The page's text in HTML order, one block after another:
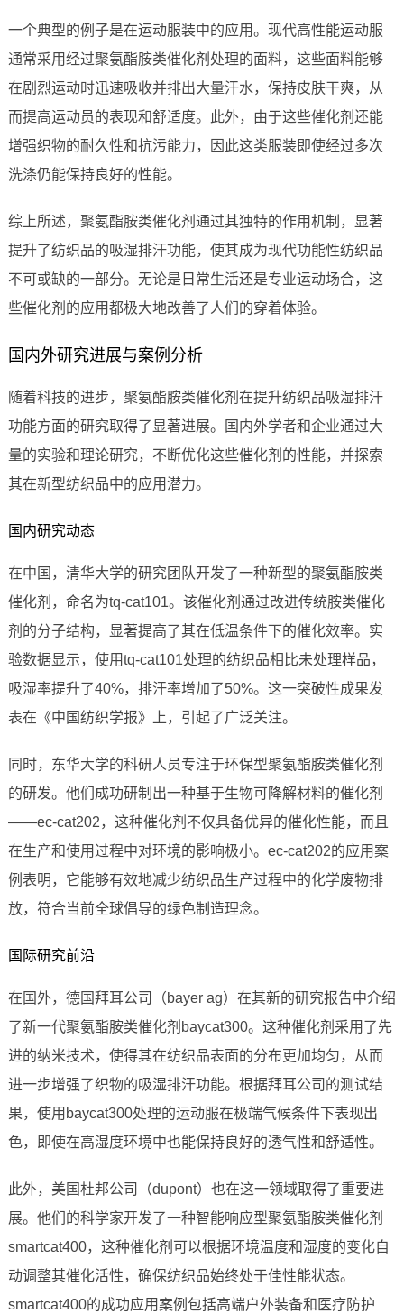
一个典型的例子是在运动服装中的应用。现代高性能运动服
通常采用经过聚氨酯胺类催化剂处理的面料，这些面料能够
在剧烈运动时迅速吸收并排出大量汗水，保持皮肤干爽，从
而提高运动员的表现和舒适度。此外，由于这些催化剂还能
增强织物的耐久性和抗污能力，因此这类服装即使经过多次
洗涤仍能保持良好的性能。
综上所述，聚氨酯胺类催化剂通过其独特的作用机制，显著
提升了纺织品的吸湿排汗功能，使其成为现代功能性纺织品
不可或缺的一部分。无论是日常生活还是专业运动场合，这
些催化剂的应用都极大地改善了人们的穿着体验。
国内外研究进展与案例分析
随着科技的进步，聚氨酯胺类催化剂在提升纺织品吸湿排汗
功能方面的研究取得了显著进展。国内外学者和企业通过大
量的实验和理论研究，不断优化这些催化剂的性能，并探索
其在新型纺织品中的应用潜力。
国内研究动态
在中国，清华大学的研究团队开发了一种新型的聚氨酯胺类
催化剂，命名为tq-cat101。该催化剂通过改进传统胺类催化
剂的分子结构，显著提高了其在低温条件下的催化效率。实
验数据显示，使用tq-cat101处理的纺织品相比未处理样品，
吸湿率提升了40%，排汗率增加了50%。这一突破性成果发
表在《中国纺织学报》上，引起了广泛关注。
同时，东华大学的科研人员专注于环保型聚氨酯胺类催化剂
的研发。他们成功研制出一种基于生物可降解材料的催化剂
——ec-cat202，这种催化剂不仅具备优异的催化性能，而且
在生产和使用过程中对环境的影响极小。ec-cat202的应用案
例表明，它能够有效地减少纺织品生产过程中的化学废物排
放，符合当前全球倡导的绿色制造理念。
国际研究前沿
在国外，德国拜耳公司（bayer ag）在其新的研究报告中介绍
了新一代聚氨酯胺类催化剂baycat300。这种催化剂采用了先
进的纳米技术，使得其在纺织品表面的分布更加均匀，从而
进一步增强了织物的吸湿排汗功能。根据拜耳公司的测试结
果，使用baycat300处理的运动服在极端气候条件下表现出
色，即使在高湿度环境中也能保持良好的透气性和舒适性。
此外，美国杜邦公司（dupont）也在这一领域取得了重要进
展。他们的科学家开发了一种智能响应型聚氨酯胺类催化剂
smartcat400，这种催化剂可以根据环境温度和湿度的变化自
动调整其催化活性，确保纺织品始终处于佳性能状态。
smartcat400的成功应用案例包括高端户外装备和医疗防护